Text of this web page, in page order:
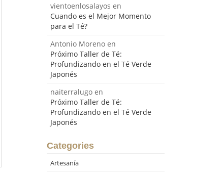
vientoenlosalayos en
Cuando es el Mejor Momento
para el Té?
Antonio Morenoen
Próximo Taller de Té:
Profundizando en el Té Verde
Japonés
naiterralugoen
Próximo Taller de Té:
Profundizando en el Té Verde
Japonés
Categories
Artesanía